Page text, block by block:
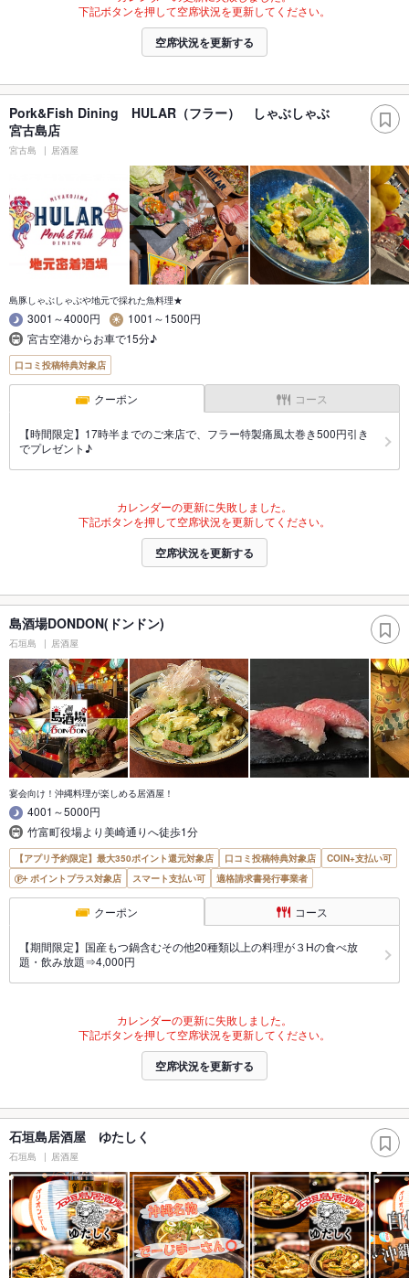
下記ボタンを押して空席状況を更新してください。
空席状況を更新する
Pork&Fish Dining HULAR（フラー） しゃぶしゃぶ
宮古島店
宮古島 居酒屋
島豚しゃぶしゃぶや地元で採れた魚料理★
3001～4000円
1001～1500円
宮古空港からお車で15分♪
口コミ投稿特典対象店
クーポン コース
【時間限定】17時半までのご来店で、フラー特製痛風太巻き500円引き
でプレゼント♪
カレンダーの更新に失敗しました。
下記ボタンを押して空席状況を更新してください。
空席状況を更新する
島酒場DONDON(ドンドン)
石垣島 居酒屋
宴会向け！沖縄料理が楽しめる居酒屋！
4001～5000円
竹富町役場より美崎通りへ徒歩1分
【アプリ予約限定】最大350ポイント還元対象店 口コミ投稿特典対象店
COIN+支払い可
ポイントプラス対象店
スマート支払い可 適格請求書発行事業者
クーポン コース
【期間限定】国産もつ鍋含むその他20種類以上の料理が３Hの食べ放
題・飲み放題⇒4,000円
カレンダーの更新に失敗しました。
下記ボタンを押して空席状況を更新してください。
空席状況を更新する
石垣島居酒屋 ゆたしく
石垣島 居酒屋